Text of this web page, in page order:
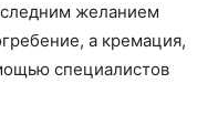
желанием
а кремация,
специалистов